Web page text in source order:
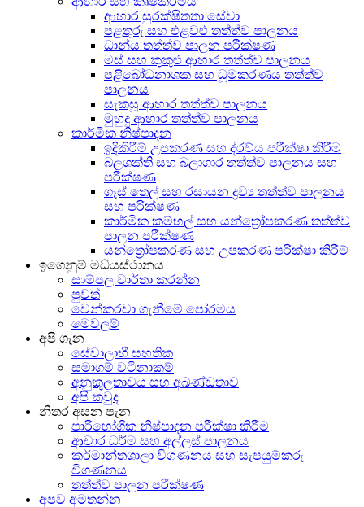
ආහාර සුරක්ෂිතතා සේවා
පළතුරු සහ එළවළු තත්ත්ව පාලනය
ධාන්ය තත්ත්ව පාලන පරීක්ෂණ
මස් සහ කුකුළු ආහාර තත්ත්ව පාලනය
පළිබෝධනාශක සහ ධූමකරණය තත්ත්ව
පාලනය
සැකසූ ආහාර තත්ත්ව පාලනය
මුහුදු ආහාර තත්ත්ව පාලනය
කාර්මික නිෂ්පාදන
ඉදිකිරීම් උපකරණ සහ ද්රව්ය පරීක්ෂා කිරීම
බලශක්ති සහ බලාගාර තත්ත්ව පාලනය සහ
පරීක්ෂණ
ගෑස් තෙල් සහ රසායන ද්‍රව්‍ය තත්ත්ව පාලනය
සහ පරීක්ෂණ
කාර්මික කම්හල් සහ යන්ත්‍රෝපකරණ තත්ත්ව
පාලන පරීක්ෂණ
යන්ත්‍රෝපකරණ සහ උපකරණ පරීක්ෂා කිරීම්
ඉගෙනුම් මධ්යස්ථානය
සාම්පල වාර්තා කරන්න
පුවත්
වෙන්කරවා ගැනීමේ පෝරමය
මෙවලම්
අපි ගැන
සේවාලාභී සහතික
සමාගම් වටිනාකම්
අනුකූලතාවය සහ අඛණ්ඩතාව
අපි කවුද
නිතර අසන පැන
පාරිභෝගික නිෂ්පාදන පරීක්ෂා කිරීම
ආචාර ධර්ම සහ අල්ලස් පාලනය
කර්මාන්තශාලා විගණනය සහ සැපයුම්කරු
විගණනය
තත්ත්ව පාලන පරීක්ෂණ
අපව අමතන්න